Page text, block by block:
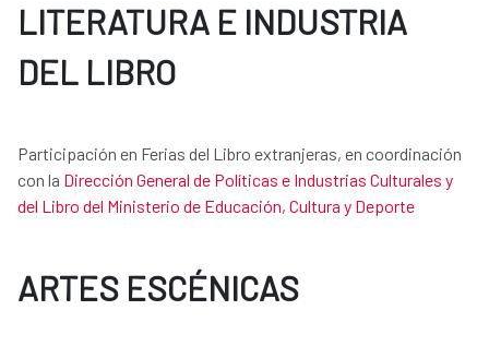
LITERATURA E INDUSTRIA
DEL LIBRO
Participación en Ferias del Libro extranjeras, en coordinación
con la Dirección General de Políticas e Industrias Culturales y
del Libro del Ministerio de Educación, Cultura y Deporte
ARTES ESCÉNICAS